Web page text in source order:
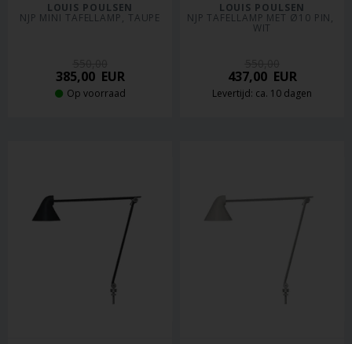
LOUIS POULSEN
NJP MINI TAFELLAMP, TAUPE
385,00EUR
Op voorraad
LOUIS POULSEN
NJP TAFELLAMP MET Ø10 PIN,
WIT
437,00EUR
Levertijd: ca. 10 dagen